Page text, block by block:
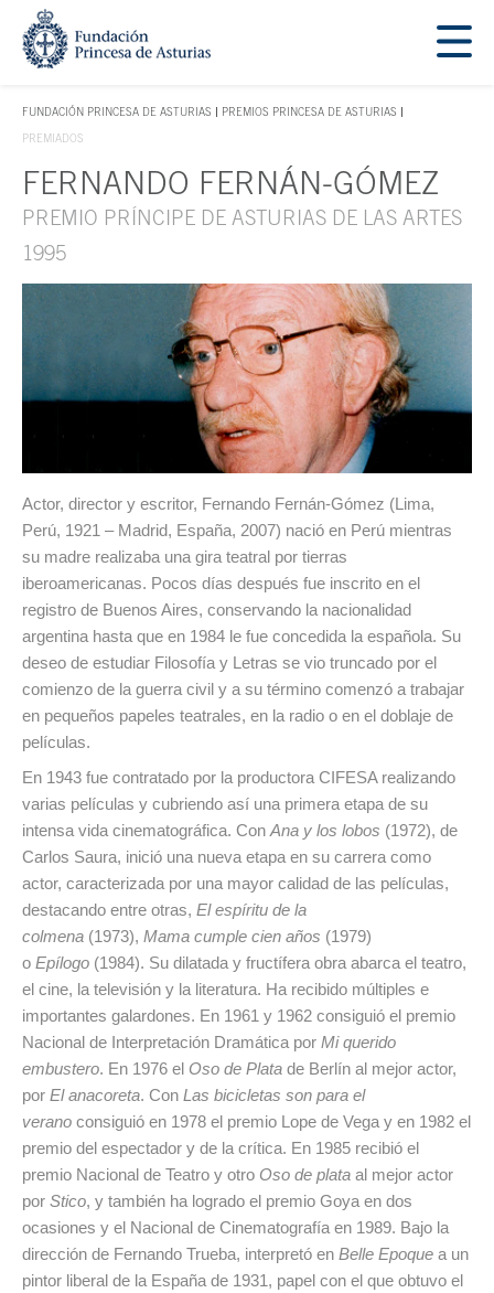
Saltar navegación. Ir directamente al contenido principal
FUNDACIÓN PRINCESA DE ASTURIAS
TECLA DE ACCESO 1
PREMIOS PRINCESA DE ASTURIAS
PREMIADOS
Contenido principal
FERNANDO FERNÁN-GÓMEZ
PREMIO PRÍNCIPE DE ASTURIAS DE LAS ARTES
1995
Actor, director y escritor, Fernando Fernán-Gómez (Lima,
Perú, 1921 – Madrid, España, 2007) nació en Perú mientras
su madre realizaba una gira teatral por tierras
iberoamericanas. Pocos días después fue inscrito en el
registro de Buenos Aires, conservando la nacionalidad
argentina hasta que en 1984 le fue concedida la española. Su
deseo de estudiar Filosofía y Letras se vio truncado por el
comienzo de la guerra civil y a su término comenzó a trabajar
en pequeños papeles teatrales, en la radio o en el doblaje de
películas.
En 1943 fue contratado por la productora CIFESA realizando
varias películas y cubriendo así una primera etapa de su
intensa vida cinematográfica. Con Ana y los lobos (1972), de
Carlos Saura, inició una nueva etapa en su carrera como
actor, caracterizada por una mayor calidad de las películas,
destacando entre otras, El espíritu de la
colmena (1973), Mama cumple cien años (1979)
o Epílogo (1984). Su dilatada y fructífera obra abarca el teatro,
el cine, la televisión y la literatura. Ha recibido múltiples e
importantes galardones. En 1961 y 1962 consiguió el premio
Nacional de Interpretación Dramática por Mi querido
embustero. En 1976 el Oso de Plata de Berlín al mejor actor,
por El anacoreta. Con Las bicicletas son para el
verano consiguió en 1978 el premio Lope de Vega y en 1982 el
premio del espectador y de la crítica. En 1985 recibió el
premio Nacional de Teatro y otro Oso de plata al mejor actor
por Stico, y también ha logrado el premio Goya en dos
ocasiones y el Nacional de Cinematografía en 1989. Bajo la
dirección de Fernando Trueba, interpretó en Belle Epoque a un
pintor liberal de la España de 1931, papel con el que obtuvo el